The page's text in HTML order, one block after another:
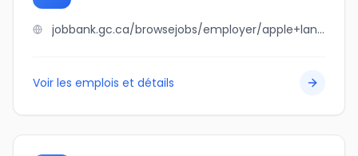
jobbank.gc.ca/browsejobs/employer/apple+lane+farm+inc/ca
Voir les emplois et détails